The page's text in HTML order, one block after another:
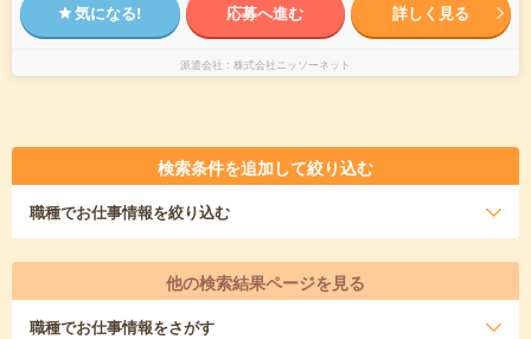
気になる! 応募へ進む 詳しく見る
派遣会社 株式会社ニッソーネット
検索条件を追加して絞り込む
職種でお仕事情報を絞り込む
他の検索結果ページを見る
職種でお仕事情報をさがす